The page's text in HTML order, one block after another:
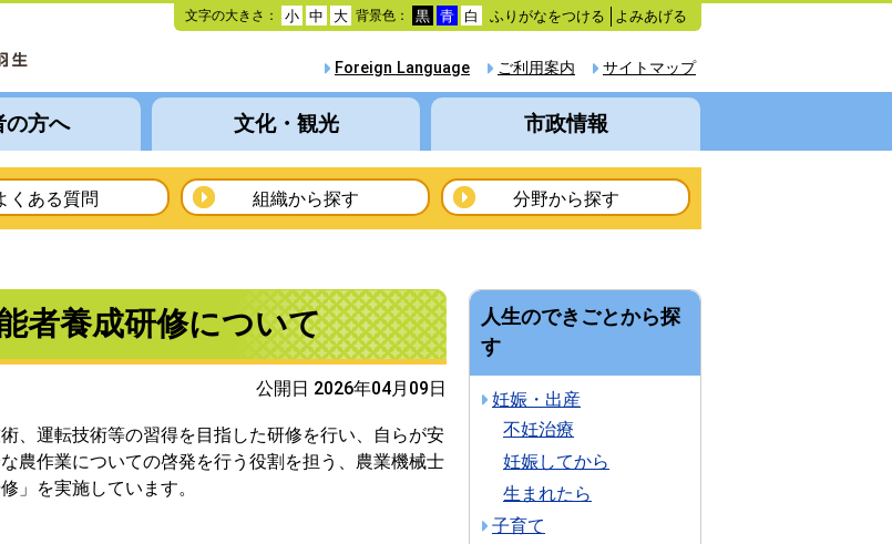
本
文
動
文字の大きさ： 小 中 大 背景色： 黒 青 白 ふりがなをつける よみあげる
サイトマップ
ご利用案内
Foreign Language
の方へ 文化・観光 市政情報
くある質問 組織から探す 分野から探す
者養成研修について
公開日 2026年04月09日
、運転技術等の習得を目指した研修を行い、自らが安
農作業についての啓発を行う役割を担う、農業機械士
」を実施しています。
人生のできごとから探
す
妊娠・出産
不妊治療
妊娠してから
生まれたら
子育て